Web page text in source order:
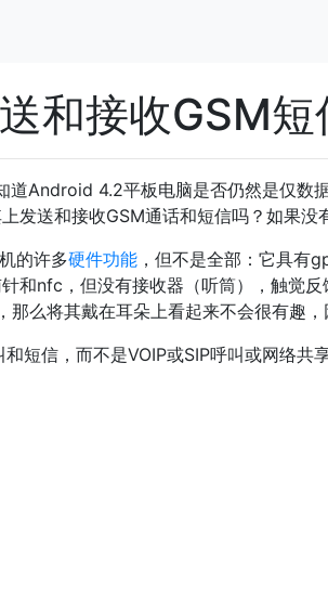
和接收GSM短
道Android 4.2平板电脑是否仍然是仅数
发送和接收GSM通话和短信吗？如果没
的许多硬件功能 ，但不是全部：它具有
和nfc，但没有接收器（听筒），触觉
那么将其戴在耳朵上看起来不会很有趣，
短信，而不是VOIP或SIP呼叫或网络共享